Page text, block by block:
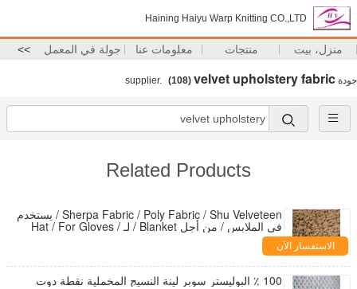
Haining Haiyu Warp Knitting CO.,LTD
منزل، بيت منتجات معلومات عنا جولة في المعمل >>
جودة velvet upholstery fabric
(108)
Related Products
Sherpa Fabric / Poly Fabric / Shu Velveteen / يستخدم
في الملابس / من أجل Blanket / لـ Hat / For Gloves /
For Scarfالاستفسار الآن
100 ٪ البوليستر سوبر لينة النسيج المخملية نقطة دوت